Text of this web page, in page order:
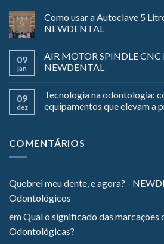
Como usar a Autoclave 5
NEWDENTAL
09
jan
AIR MOTOR SPINDLE
NEWDENTAL
09
dez
Tecnologia na odontologia:
equipamentos que elevam a
COMENTÁRIOS
Quebrei meu dente, e agora? -
Odontológicos
emQual o significado das marcações
Odontológicas?